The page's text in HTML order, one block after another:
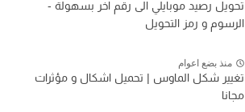
تحويل رصيد موبايلي الى رقم اخر بسهولة -
الرسوم و رمز التحويل
منذ بضع اعوام
تغيير شكل الماوس | تحميل اشكال و مؤثرات
مجانا